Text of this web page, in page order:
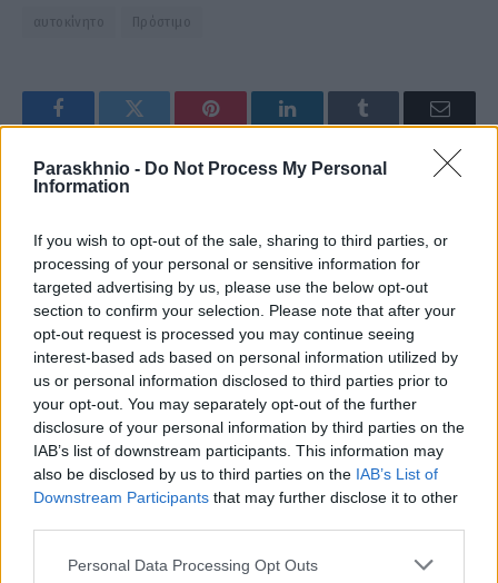
Paraskhnio - Do Not Process My Personal
Information
If you wish to opt-out of the sale, sharing to third parties, or
processing of your personal or sensitive information for
targeted advertising by us, please use the below opt-out
section to confirm your selection. Please note that after your
opt-out request is processed you may continue seeing
interest-based ads based on personal information utilized by
us or personal information disclosed to third parties prior to
your opt-out. You may separately opt-out of the further
disclosure of your personal information by third parties on the
IAB’s list of downstream participants. This information may
also be disclosed by us to third parties on the IAB’s List of
Downstream Participants that may further disclose it to other
Please note that this website/app uses one or more Google
Personal Data Processing Opt Outs
αυτοκίνητο Πρόστιμο
FacebookTwitter Pinterest LinkedInTumblr Email
Δημοσκόπηση Prorata: Πρώτη
η ΝΔ, ακολουθεί σταθερά το
Οι «ράμπο» τσίμπησαν 286
επιχειρήσεις που δεν είχαν
αναπροσαρμόσει κατώτατο
και τριετίες
newsroom
ΣΧΕΤΙΚΑΑΡΘΡΑ